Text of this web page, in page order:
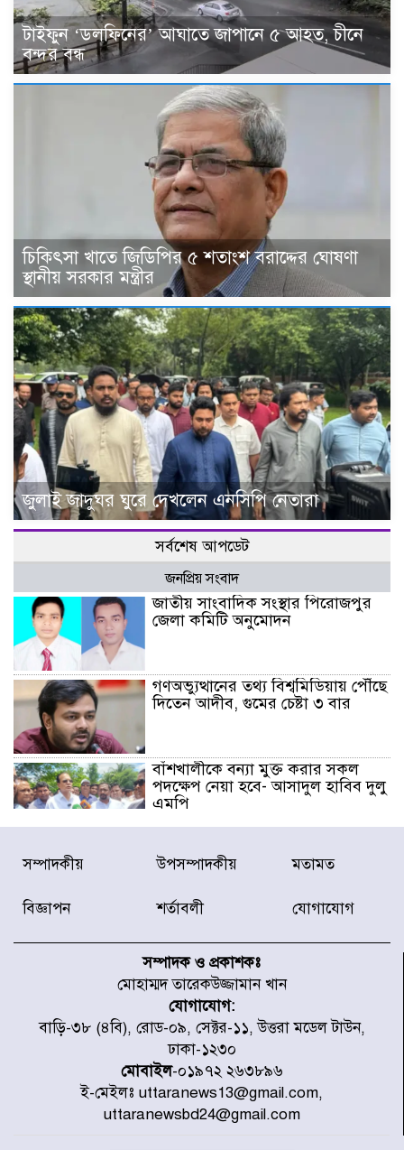
টাইফুন ‘ডলফিনের’ আঘাতে জাপানে ৫ আহত, চীনে
বন্দর বন্ধ
চিকিৎসা খাতে জিডিপির ৫ শতাংশ বরাদ্দের ঘোষণা
স্থানীয় সরকার মন্ত্রীর
জুলাই জাদুঘর ঘুরে দেখলেন এনসিপি নেতারা
সর্বশেষ আপডেট
জনপ্রিয় সংবাদ
জাতীয় সাংবাদিক সংস্থার পিরোজপুর
জেলা কমিটি অনুমোদন
গণঅভ্যুত্থানের তথ্য বিশ্বমিডিয়ায় পৌঁছে
দিতেন আদীব, গুমের চেষ্টা ৩ বার
বাঁশখালীকে বন্যা মুক্ত করার সকল
পদক্ষেপ নেয়া হবে- আসাদুল হাবিব দুলু
এমপি
বিদ্যুৎ-জ্বালানি খাতে অস্থিরতা তৈরির
চেষ্টা করছে একটি চক্র : প্রধানমন্ত্রী
৫ আহত, চীনে বন্দর বন্ধ
চিকিৎসা খাতে জিডিপির ৫ শতাংশ
বরাদ্দের ঘোষণা স্থানীয় সরকার মন্ত্রীর
জুলাই জাদুঘর ঘুরে দেখলেন এনসিপি
নেতারা
সম্পাদকীয় উপসম্পাদকীয় মতামত
বিজ্ঞাপন শর্তাবলী যোগাযোগ
সম্পাদক ও প্রকাশকঃ
মোহাম্মদ তারেকউজ্জামান খান
যোগাযোগ:
বাড়ি-৩৮ (৪বি), রোড-০৯, সেক্টর-১১, উত্তরা মডেল টাউন,
ঢাকা-১২৩০
মোবাইল-০১৯৭২ ২৬৩৮৯৬
ই-মেইলঃ uttaranews13@gmail.com,
uttaranewsbd24@gmail.com